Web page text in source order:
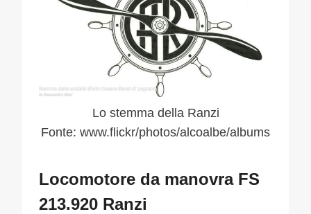
Lo stemma della Ranzi
Fonte: www.flickr/photos/alcoalbe/albums
Locomotore da manovra FS
213.920 Ranzi